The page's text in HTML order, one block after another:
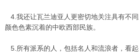
4.我还让瓦兰迪亚人更密切地关注具有不
颜色色素沉着的中欧西部民族。
5.所有派系的人，包括名人和流浪者，看